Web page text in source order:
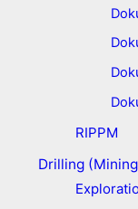
RIPPM
Drilling